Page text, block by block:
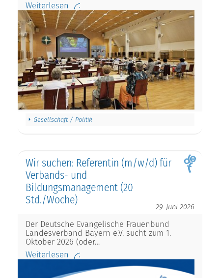
Weiterlesen
Gesellschaft / Politik
Wir suchen: Referentin (m/w/d) für
Verbands- und
Bildungsmanagement (20
Std./Woche)
29. Juni 2026
Der Deutsche Evangelische Frauenbund
Landesverband Bayern e.V. sucht zum 1.
Oktober 2026 (oder…
Weiterlesen